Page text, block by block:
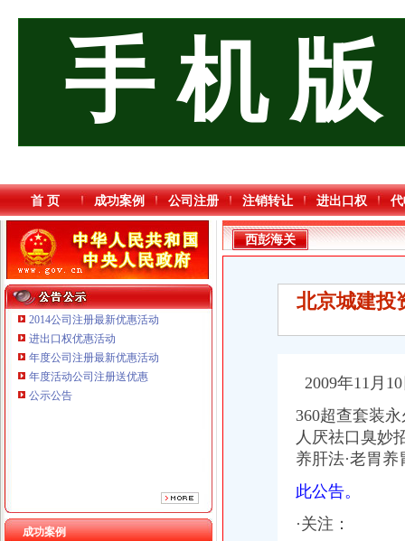
手 机 版
首 页 成功案例 公司注册 注销转让 进出口权
2014公司注册最新优惠活动
进出口权优惠活动
年度公司注册最新优惠活动
年度活动公司注册送优惠
公示公告
成功案例
西彭海关
北京城建投
2009年11月
360超查套装
人厌祛口臭妙
养肝法·老胃
此公告。
·关注：